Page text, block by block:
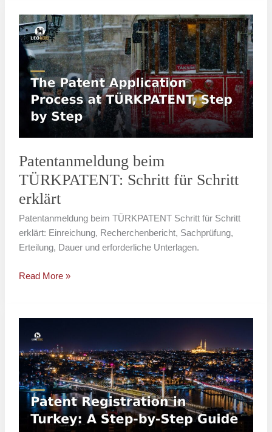
Patentanmeldung beim
TÜRKPATENT: Schritt für Schritt
erklärt
Patentanmeldung beim TÜRKPATENT Schritt für Schritt
erklärt: Einreichung, Recherchenbericht, Sachprüfung,
Erteilung, Dauer und erforderliche Unterlagen.
Patentanmeldung
beim
TÜRKPATENT:
Schritt
für
Schritt
erklärt
Read More »
der
Türkei:
Eine
Schritt-
für-
Schritt-